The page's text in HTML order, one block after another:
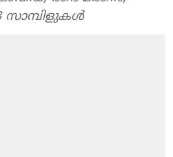
സാമ്പിളുകൾ